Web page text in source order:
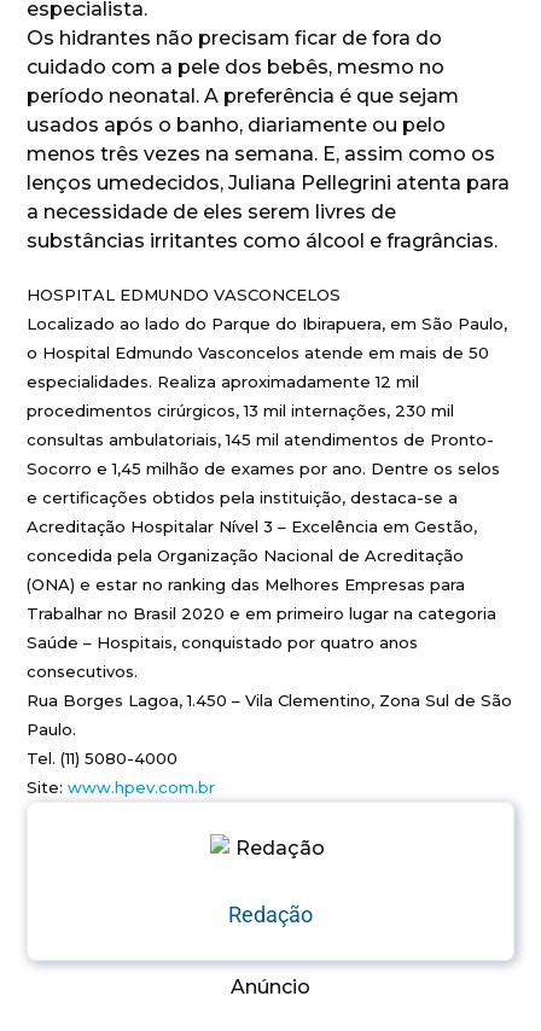
especialista.
Os hidrantes não precisam ficar de fora do
cuidado com a pele dos bebês, mesmo no
período neonatal. A preferência é que sejam
usados após o banho, diariamente ou pelo
menos três vezes na semana. E, assim como os
lenços umedecidos, Juliana Pellegrini atenta para
a necessidade de eles serem livres de
substâncias irritantes como álcool e fragrâncias.
HOSPITAL EDMUNDO VASCONCELOS
Localizado ao lado do Parque do Ibirapuera, em São Paulo,
o Hospital Edmundo Vasconcelos atende em mais de 50
especialidades. Realiza aproximadamente 12 mil
procedimentos cirúrgicos, 13 mil internações, 230 mil
consultas ambulatoriais, 145 mil atendimentos de Pronto-
Socorro e 1,45 milhão de exames por ano. Dentre os selos
e certificações obtidos pela instituição, destaca-se a
Acreditação Hospitalar Nível 3 – Excelência em Gestão,
concedida pela Organização Nacional de Acreditação
(ONA) e estar no ranking das Melhores Empresas para
Trabalhar no Brasil 2020 e em primeiro lugar na categoria
Saúde – Hospitais, conquistado por quatro anos
consecutivos.
Rua Borges Lagoa, 1.450 – Vila Clementino, Zona Sul de São
Paulo.
Tel. (11) 5080-4000
Site:www.hpev.com.br
Redação
Anúncio